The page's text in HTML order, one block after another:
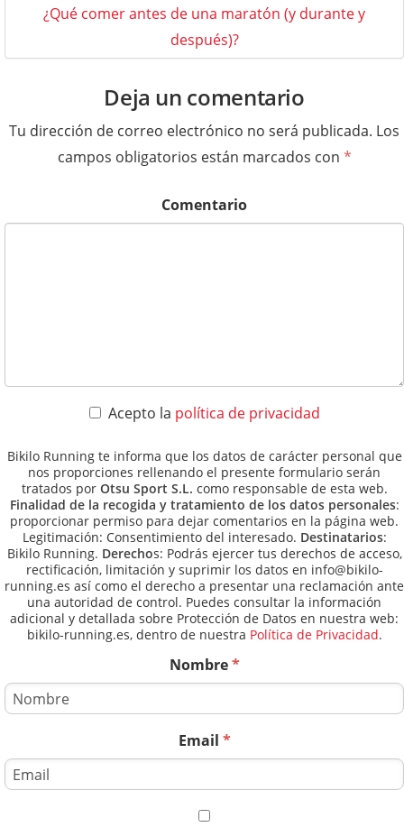
¿Qué comer antes de una maratón (y durante y
después)?
Deja un comentario
Tu dirección de correo electrónico no será publicada. Los
campos obligatorios están marcados con *
Comentario
Acepto la política de privacidad
Bikilo Running te informa que los datos de carácter personal que
nos proporciones rellenando el presente formulario serán
tratados por Otsu Sport S.L. como responsable de esta web.
Finalidad de la recogida y tratamiento de los datos personales:
proporcionar permiso para dejar comentarios en la página web.
Legitimación: Consentimiento del interesado. Destinatarios:
Bikilo Running. Derechos: Podrás ejercer tus derechos de acceso,
rectificación, limitación y suprimir los datos en info@bikilo-
running.es así como el derecho a presentar una reclamación ante
una autoridad de control. Puedes consultar la información
adicional y detallada sobre Protección de Datos en nuestra web:
bikilo-running.es, dentro de nuestra Política de Privacidad.
Nombre*
Email *